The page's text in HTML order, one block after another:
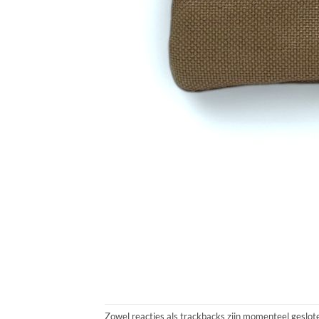
Zowel reacties als trackbacks zijn momenteel